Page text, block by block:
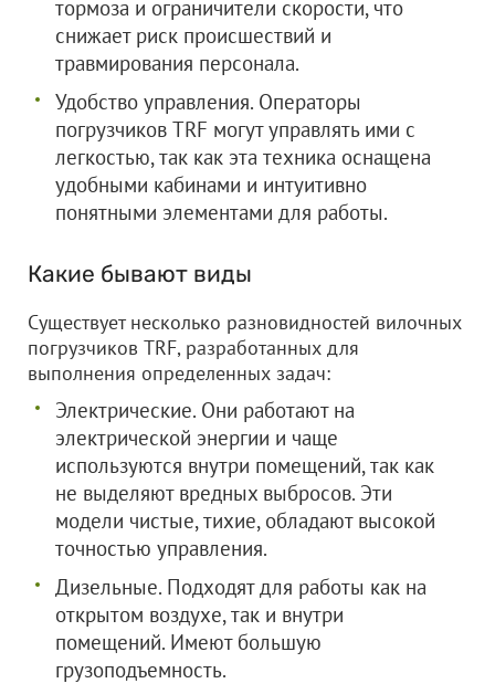
тормоза и ограничители скорости, что
снижает риск происшествий и
травмирования персонала.
Удобство управления. Операторы
погрузчиков TRF могут управлять ими с
легкостью, так как эта техника оснащена
удобными кабинами и интуитивно
понятными элементами для работы.
Какие бывают виды
Существует несколько разновидностей вилочных
погрузчиков TRF, разработанных для
выполнения определенных задач:
Электрические. Они работают на
электрической энергии и чаще
используются внутри помещений, так как
не выделяют вредных выбросов. Эти
модели чистые, тихие, обладают высокой
точностью управления.
Дизельные. Подходят для работы как на
открытом воздухе, так и внутри
помещений. Имеют большую
грузоподъемность.